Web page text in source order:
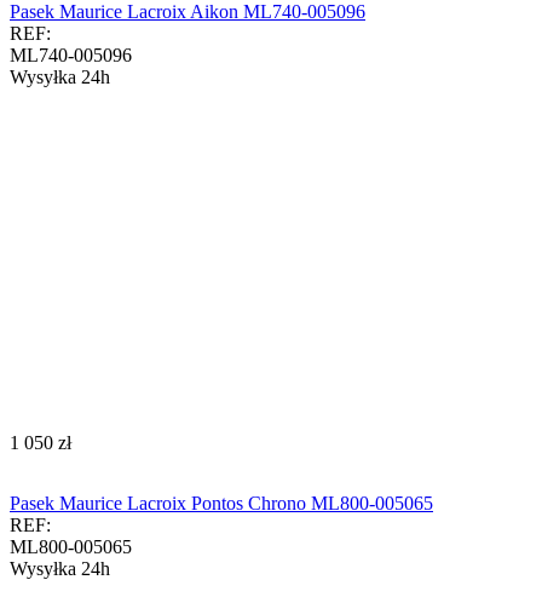
Pasek Maurice Lacroix Aikon ML740-005096
REF:
ML740-005096
Wysyłka 24h
‍1 050‍ zł
Pasek Maurice Lacroix Pontos Chrono ML800-005065
REF:
ML800-005065
Wysyłka 24h